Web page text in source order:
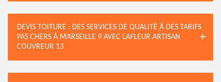
DEVIS TOITURE : DES SERVICES DE QUALITÉ À DES TARIFS
PAS CHERS À MARSEILLE 9 AVEC LAFLEUR ARTISAN
COUVREUR 13